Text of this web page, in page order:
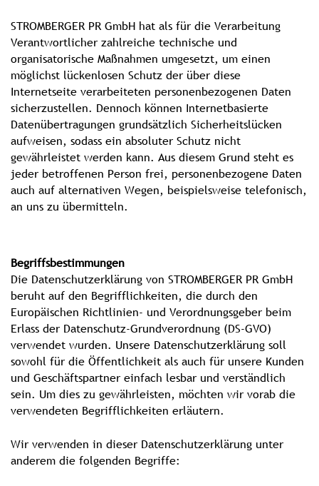
STROMBERGER PR GmbH hat als für die Verarbeitung
Verantwortlicher zahlreiche technische und
organisatorische Maßnahmen umgesetzt, um einen
möglichst lückenlosen Schutz der über diese
Internetseite verarbeiteten personenbezogenen Daten
sicherzustellen. Dennoch können Internetbasierte
Datenübertragungen grundsätzlich Sicherheitslücken
aufweisen, sodass ein absoluter Schutz nicht
gewährleistet werden kann. Aus diesem Grund steht es
jeder betroffenen Person frei, personenbezogene Daten
auch auf alternativen Wegen, beispielsweise telefonisch,
an uns zu übermitteln.
Begriffsbestimmungen
Die Datenschutzerklärung von STROMBERGER PR GmbH
beruht auf den Begrifflichkeiten, die durch den
Europäischen Richtlinien- und Verordnungsgeber beim
Erlass der Datenschutz-Grundverordnung (DS-GVO)
verwendet wurden. Unsere Datenschutzerklärung soll
sowohl für die Öffentlichkeit als auch für unsere Kunden
und Geschäftspartner einfach lesbar und verständlich
sein. Um dies zu gewährleisten, möchten wir vorab die
verwendeten Begrifflichkeiten erläutern.
Wir verwenden in dieser Datenschutzerklärung unter
anderem die folgenden Begriffe: